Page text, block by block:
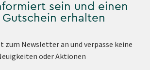
sein und einen
Gutschein erhalten
zum Newsletter an und verpasse keine
oder Aktionen